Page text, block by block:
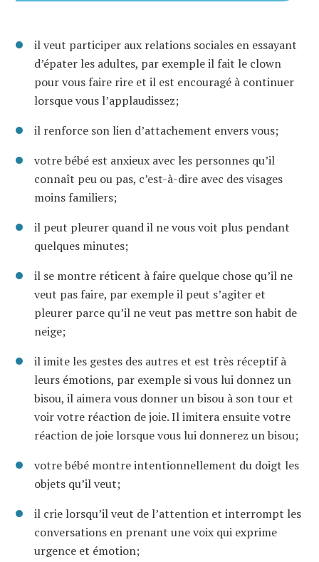
il veut participer aux relations sociales en essayant
d’épater les adultes, par exempleil fait le clown
pourvous faire rire et il est encouragé à continuer
lorsque vous l’applaudissez;
il renforce son lien d’attachement envers vous;
votre bébé est anxieux avec les personnes qu’il
connaît peu ou pas, c’est-à-dire avec des visages
moins familiers;
il peut pleurer quand il ne vous voit plus pendant
quelques minutes;
il se montre réticent à faire quelque chose qu’il ne
veut pas faire, par exemple il peut s’agiter et
pleurer parce qu’il ne veut pas mettre son habit de
neige;
il imite les gestes des autres et est très réceptif à
leurs émotions, par exemple si vous lui donnez un
bisou, il aimera vous donner un bisou à son tour et
voir votre réaction de joie. Il imitera ensuite votre
réaction de joie lorsque vous lui donnerez un bisou;
votre bébé montre intentionnellement du doigt les
objets qu’il veut;
il crie lorsqu’il veut de l’attention et interrompt les
conversations en prenant une voix qui exprime
urgence et émotion;